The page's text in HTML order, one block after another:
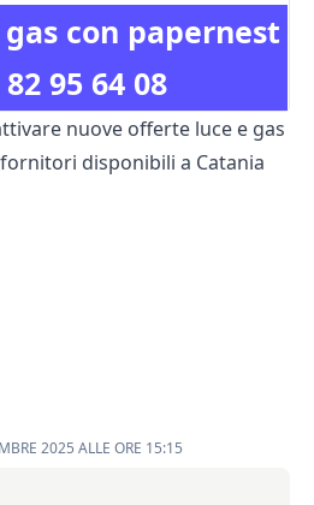
con papernest
82 95 64 08
nuove offerte luce e gas
disponibili a Catania
2025 ALLE ORE 15:15